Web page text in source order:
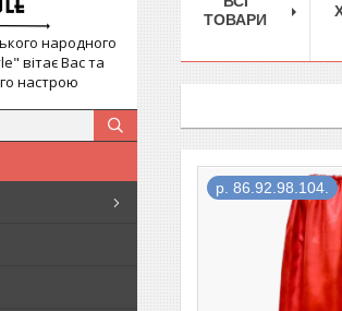
народного
вітає Вас та
настрою
ТОВАРИ
р. 86.92.98.104.